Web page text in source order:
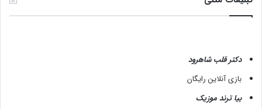
دکتر قلب شاهرود
بازی آنلاین رایگان
بیا ترند موزیک